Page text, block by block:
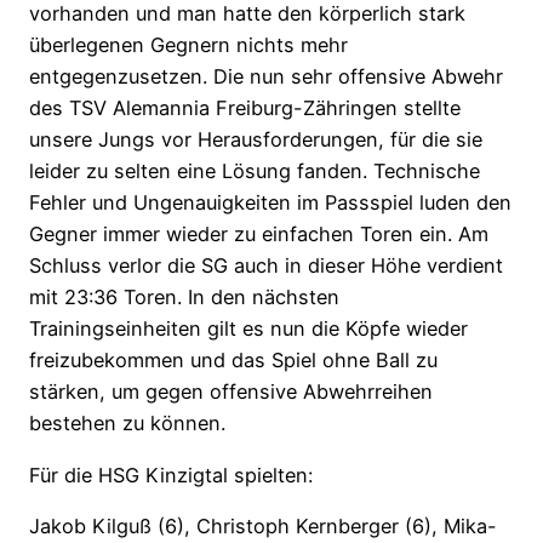
vorhanden und man hatte den körperlich stark
überlegenen Gegnern nichts mehr
entgegenzusetzen. Die nun sehr offensive Abwehr
des TSV Alemannia Freiburg-Zähringen stellte
unsere Jungs vor Herausforderungen, für die sie
leider zu selten eine Lösung fanden. Technische
Fehler und Ungenauigkeiten im Passspiel luden den
Gegner immer wieder zu einfachen Toren ein. Am
Schluss verlor die SG auch in dieser Höhe verdient
mit 23:36 Toren. In den nächsten
Trainingseinheiten gilt es nun die Köpfe wieder
freizubekommen und das Spiel ohne Ball zu
stärken, um gegen offensive Abwehrreihen
bestehen zu können.
Für die HSG Kinzigtal spielten:
Jakob Kilguß (6), Christoph Kernberger (6), Mika-